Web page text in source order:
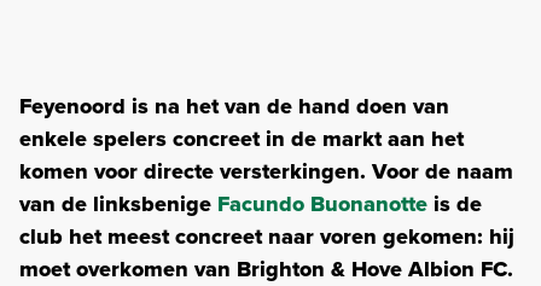
Feyenoord is na het van de hand doen van
enkele spelers concreet in de markt aan het
komen voor directe versterkingen. Voor de naam
van de linksbenige Facundo Buonanotteis de
club het meest concreet naar voren gekomen: hij
moet overkomen van Brighton & Hove Albion FC.